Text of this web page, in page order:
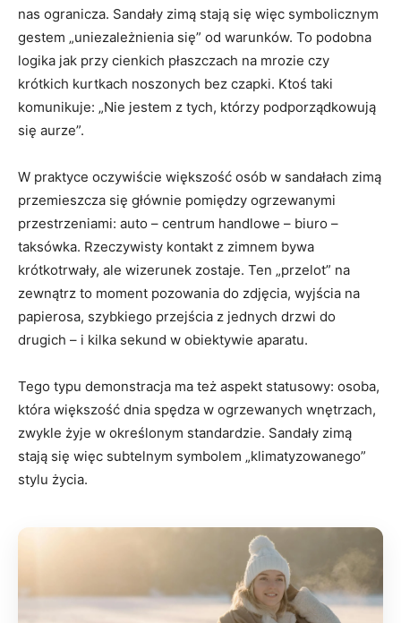
nas ogranicza. Sandały zimą stają się więc symbolicznym
gestem „uniezależnienia się” od warunków. To podobna
logika jak przy cienkich płaszczach na mrozie czy
krótkich kurtkach noszonych bez czapki. Ktoś taki
komunikuje: „Nie jestem z tych, którzy podporządkowują
się aurze”.
W praktyce oczywiście większość osób w sandałach zimą
przemieszcza się głównie pomiędzy ogrzewanymi
przestrzeniami: auto – centrum handlowe – biuro –
taksówka. Rzeczywisty kontakt z zimnem bywa
krótkotrwały, ale wizerunek zostaje. Ten „przelot” na
zewnątrz to moment pozowania do zdjęcia, wyjścia na
papierosa, szybkiego przejścia z jednych drzwi do
drugich – i kilka sekund w obiektywie aparatu.
Tego typu demonstracja ma też aspekt statusowy: osoba,
która większość dnia spędza w ogrzewanych wnętrzach,
zwykle żyje w określonym standardzie. Sandały zimą
stają się więc subtelnym symbolem „klimatyzowanego”
stylu życia.